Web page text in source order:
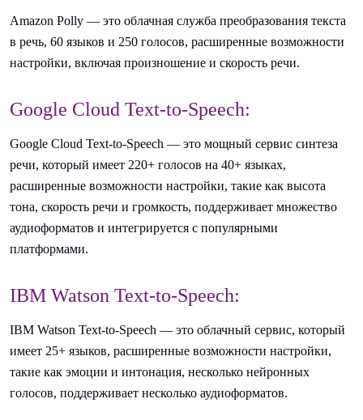
Amazon Polly — это облачная служба преобразования текста
в речь, 60 языков и 250 голосов, расширенные возможности
настройки, включая произношение и скорость речи.
Google Cloud Text-to-Speech:
Google Cloud Text-to-Speech — это мощный сервис синтеза
речи, который имеет 220+ голосов на 40+ языках,
расширенные возможности настройки, такие как высота
тона, скорость речи и громкость, поддерживает множество
аудиоформатов и интегрируется с популярными
платформами.
IBM Watson Text-to-Speech:
IBM Watson Text-to-Speech — это облачный сервис, который
имеет 25+ языков, расширенные возможности настройки,
такие как эмоции и интонация, несколько нейронных
голосов, поддерживает несколько аудиоформатов.